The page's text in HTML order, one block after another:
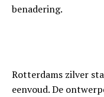
benadering.
Rotterdams zilver
eenvoud. De